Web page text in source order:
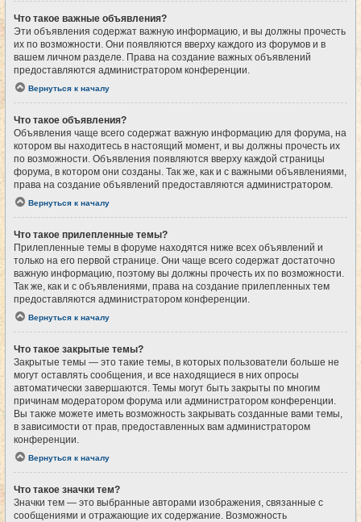
Что такое важные объявления?
Эти объявления содержат важную информацию, и вы должны прочесть
их по возможности. Они появляются вверху каждого из форумов и в
вашем личном разделе. Права на создание важных объявлений
предоставляются администратором конференции.
Вернуться к началу
Что такое объявления?
Объявления чаще всего содержат важную информацию для форума, на
котором вы находитесь в настоящий момент, и вы должны прочесть их
по возможности. Объявления появляются вверху каждой страницы
форума, в котором они созданы. Так же, как и с важными объявлениями,
права на создание объявлений предоставляются администратором.
Вернуться к началу
Что такое прилепленные темы?
Прилепленные темы в форуме находятся ниже всех объявлений и
только на его первой странице. Они чаще всего содержат достаточно
важную информацию, поэтому вы должны прочесть их по возможности.
Так же, как и с объявлениями, права на создание прилепленных тем
предоставляются администратором конференции.
Вернуться к началу
Что такое закрытые темы?
Закрытые темы — это такие темы, в которых пользователи больше не
могут оставлять сообщения, и все находящиеся в них опросы
автоматически завершаются. Темы могут быть закрыты по многим
причинам модератором форума или администратором конференции.
Вы также можете иметь возможность закрывать созданные вами темы,
в зависимости от прав, предоставленных вам администратором
конференции.
Вернуться к началу
Что такое значки тем?
Значки тем — это выбранные авторами изображения, связанные с
сообщениями и отражающие их содержание. Возможность